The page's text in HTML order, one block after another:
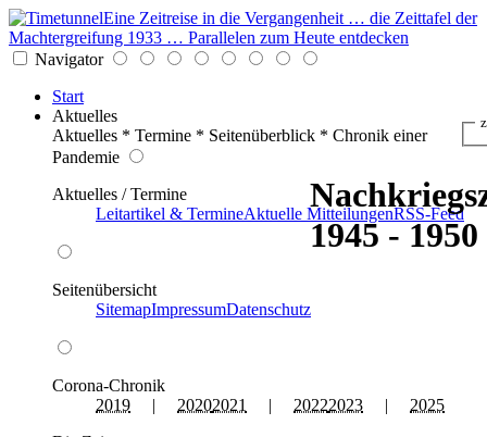
Eine Zeitreise in die Vergangenheit … die Zeittafel der
Machtergreifung 1933 … Parallelen zum Heute entdecken
Navigator
Start
Aktuelles
Aktuelles * Termine * Seitenüberblick * Chronik einer
Pandemie
Aktuelles / Termine
Leitartikel & TermineAktuelle MitteilungenRSS-Feed
Seitenübersicht
SitemapImpressumDatenschutz
Corona-Chronik
2019 | 20202021 | 20222023 | 2025
1945 - 1950